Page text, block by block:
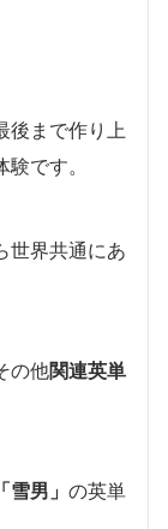
後まで作り上
です。
世界共通にあ
の他関連英単
「雪男」 の英単